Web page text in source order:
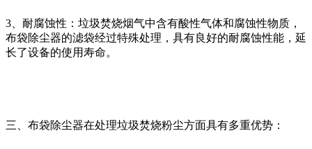
3、耐腐蚀性：垃圾焚烧烟气中含有酸性气体和腐蚀性物质，
布袋除尘器的滤袋经过特殊处理，具有良好的耐腐蚀性能，延
长了设备的使用寿命。
三、布袋除尘器在处理垃圾焚烧粉尘方面具有多重优势：